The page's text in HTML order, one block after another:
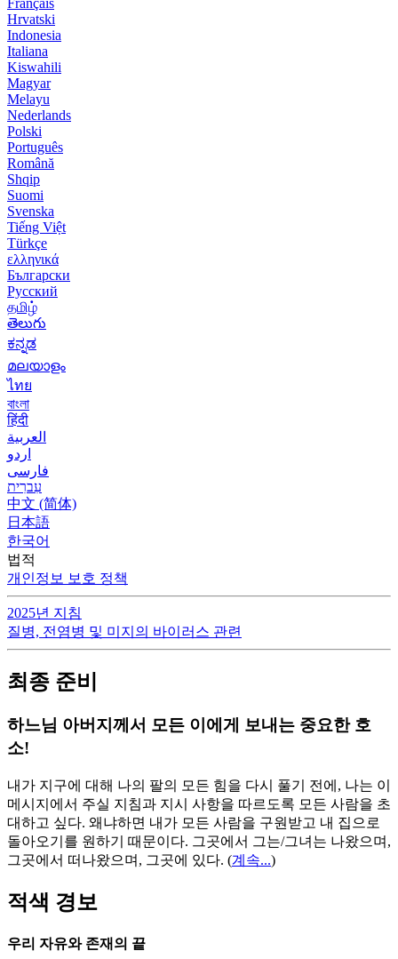
Hrvatski
Indonesia
Italiana
Kiswahili
Magyar
Melayu
Nederlands
Polski
Português
Română
Shqip
Suomi
Svenska
Tiếng Việt
Türkçe
ελληνικά
Български
Русский
தமிழ்
తెలుగు
ಕನ್ನಡ
മലയാളം
ไทย
বাংলা
हिंदी
العربية
اردو
فارسی
עִברִית
中文 (简体)
日本語
한국어
법적
개인정보 보호 정책
2025년 지침
질병, 전염병 및 미지의 바이러스 관련
최종 준비
하느님 아버지께서 모든 이에게 보내는 중요한 호
소!
내가 지구에 대해 나의 팔의 모든 힘을 다시 풀기 전에, 나는 이
메시지에서 주실 지침과 지시 사항을 따르도록 모든 사람을 초
대하고 싶다. 왜냐하면 내가 모든 사람을 구원받고 내 집으로
돌아오기를 원하기 때문이다. 그곳에서 그는/그녀는 나왔으며,
그곳에서 떠나왔으며, 그곳에 있다. (계속...)
적색 경보
우리 자유와 존재의 끝